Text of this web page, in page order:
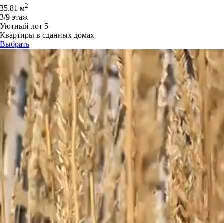
35.81 м2
3/9 этаж
Уютный лот 5
Квартиры в сданных домах
Выбрать